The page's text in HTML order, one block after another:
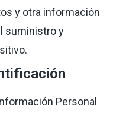
y otra información
suministro y
Personal